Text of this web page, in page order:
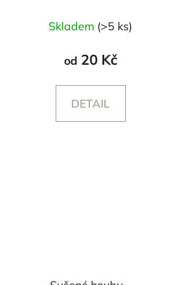
Skladem (>5 ks)
od 20 Kč
DETAIL